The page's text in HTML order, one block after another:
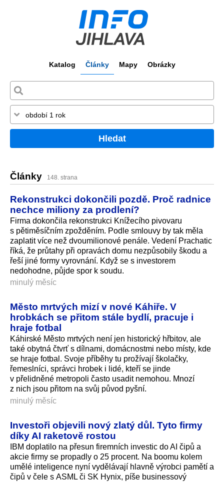
Katalog Články Mapy Obrázky
Hledat
Články 148. strana
Rekonstrukci dokončili pozdě. Proč radnice
nechce miliony za prodlení?
Firma dokončila rekonstrukci Knížecího pivovaru
s pětiměsíčním zpožděním. Podle smlouvy by tak měla
zaplatit více než dvoumilionové penále. Vedení Prachatic
říká, že průtahy při opravách domu nezpůsobily škodu a
řeší jiné formy vyrovnání. Když se s investorem
nedohodne, půjde spor k soudu.
minulý měsíc
Město mrtvých mizí v nové Káhiře. V
hrobkách se přitom stále bydlí, pracuje i
hraje fotbal
Káhirské Město mrtvých není jen historický hřbitov, ale
také obytná čtvrť s dílnami, domácnostmi nebo místy, kde
se hraje fotbal. Svoje příběhy tu prožívají školačky,
řemeslníci, správci hrobek i lidé, kteří se jinde
v přelidněné metropoli často usadit nemohou. Mnozí
z nich jsou přitom na svůj původ pyšní.
minulý měsíc
Investoři objevili nový zlatý důl. Tyto firmy
díky AI raketově rostou
IBM doplatilo na přesun firemních investic do AI čipů a
akcie firmy se propadly o 25 procent. Na boomu kolem
umělé inteligence nyní vydělávají hlavně výrobci pamětí a
čipů v čele s ASML či SK Hynix, píše businessový